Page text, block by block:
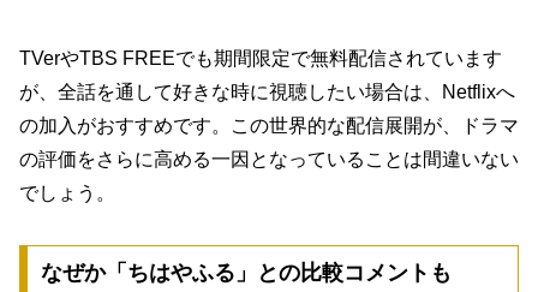
TVerやTBS FREEでも期間限定で無料配信されています
が、全話を通して好きな時に視聴したい場合は、Netflixへ
の加入がおすすめです。この世界的な配信展開が、ドラマ
の評価をさらに高める一因となっていることは間違いない
でしょう。
なぜか「ちはやふる」との比較コメントも